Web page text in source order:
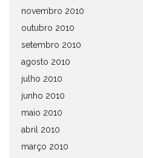
novembro 2010
outubro 2010
setembro 2010
agosto 2010
julho 2010
junho 2010
maio 2010
abril 2010
março 2010